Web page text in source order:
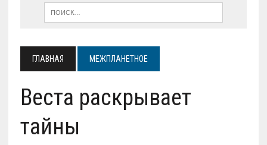
ГЛАВНАЯ МЕЖПЛАНЕТНОЕ
Веста раскрывает
тайны